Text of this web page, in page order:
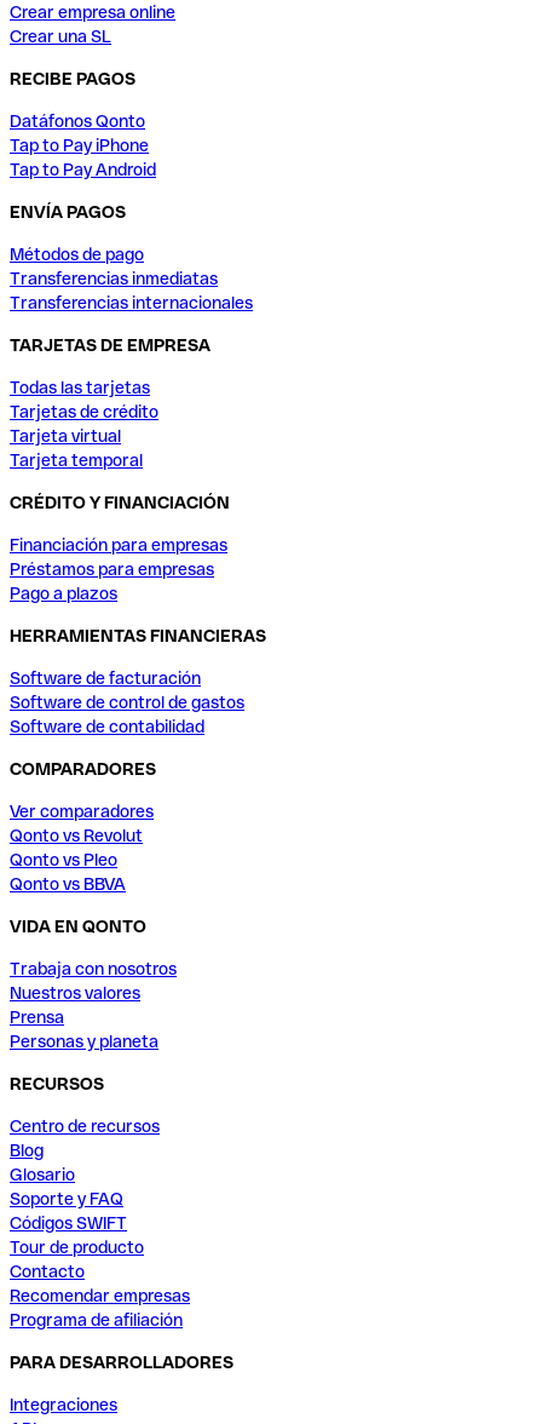
Crear empresa online
Crear una SL
RECIBE PAGOS
Datáfonos Qonto
Tap to Pay iPhone
Tap to Pay Android
ENVÍA PAGOS
Métodos de pago
Transferencias inmediatas
Transferencias internacionales
TARJETAS DE EMPRESA
Todas las tarjetas
Tarjetas de crédito
Tarjeta virtual
Tarjeta temporal
CRÉDITO Y FINANCIACIÓN
Financiación para empresas
Préstamos para empresas
Pago a plazos
HERRAMIENTAS FINANCIERAS
Software de facturación
Software de control de gastos
Software de contabilidad
COMPARADORES
Ver comparadores
Qonto vs Revolut
Qonto vs Pleo
Qonto vs BBVA
VIDA EN QONTO
Trabaja con nosotros
Nuestros valores
Prensa
Personas y planeta
RECURSOS
Centro de recursos
Blog
Glosario
Soporte y FAQ
Códigos SWIFT
Tour de producto
Contacto
Recomendar empresas
Programa de afiliación
PARA DESARROLLADORES
Integraciones